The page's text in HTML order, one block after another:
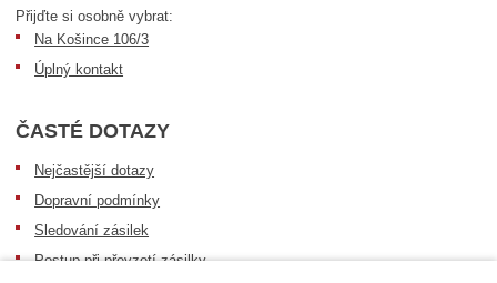
Přijďte si osobně vybrat:
Na Košince 106/3
Úplný kontakt
ČASTÉ DOTAZY
Nejčastější dotazy
Dopravní podmínky
Sledování zásilek
Postup při převzetí zásilky